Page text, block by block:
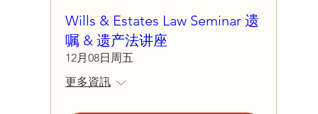
Wills & Estates Law Seminar 遗
嘱 & 遗产法讲座
12月08日周五
更多資訊